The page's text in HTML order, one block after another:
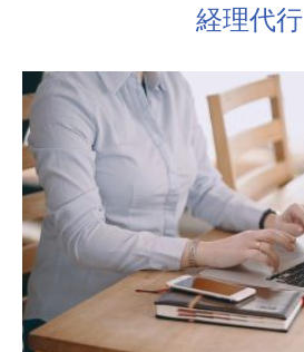
経理代行